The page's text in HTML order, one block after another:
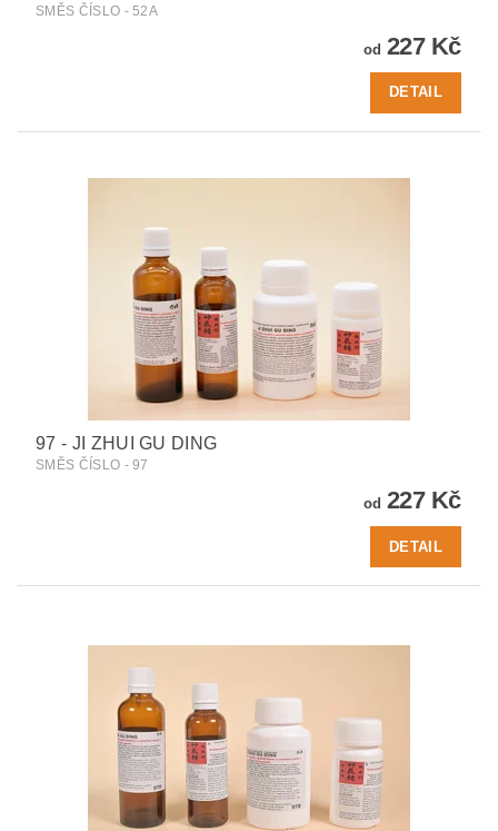
SMĚS ČÍSLO - 52A
od 227 Kč
DETAIL
97 - JI ZHUI GU DING
SMĚS ČÍSLO - 97
od 227 Kč
DETAIL